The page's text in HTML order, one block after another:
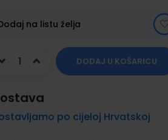
na listu želja
DODAJ U KOŠARICU
po cijeloj Hrvatskoj